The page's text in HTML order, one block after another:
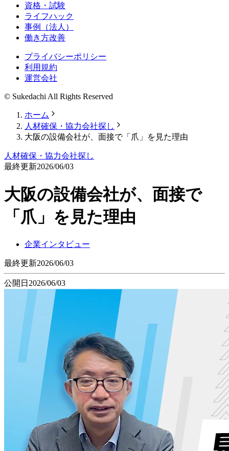
資格・試験
ライフハック
事例（法人）
働き方改善
プライバシーポリシー
利用規約
運営会社
© Sukedachi All Rights Reserved
ホーム
人材確保・協力会社探し
大阪の設備会社が、面接で「爪」を見た理由
人材確保・協力会社探し
最終更新2026/06/03
大阪の設備会社が、面接で
「爪」を見た理由
企業インタビュー
最終更新2026/06/03
公開日 2026/06/03